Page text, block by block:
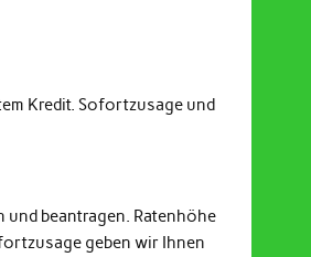
Kredit. Sofortzusage und
beantragen. Ratenhöhe
geben wir Ihnen